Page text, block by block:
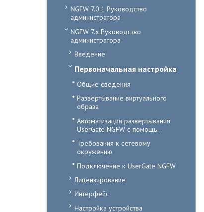
NGFW 7.0.1 Руководство
администратора
NGFW 7.x Руководство
администратора
Введение
Первоначальная настройка
Общие сведения
Развертывание виртуального
образа
Автоматизация развертывания
UserGate NGFW с помощь...
Требования к сетевому
окружению
Подключение к UserGate NGFW
Лицензирование
Интерфейс
Настройка устройства